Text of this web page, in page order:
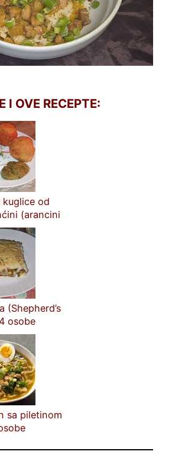
I OVE RECEPTE:
kuglice od
(arancini
(Shepherd’s
osobe
sa piletinom